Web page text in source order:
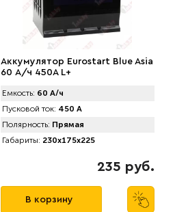
Аккумулятор Eurostart Blue Asia
60 А/ч 450A L+
Емкость: 60 А/ч
Пусковой ток: 450 А
Полярность: Прямая
Габариты: 230x175x225
235 руб.
В корзину